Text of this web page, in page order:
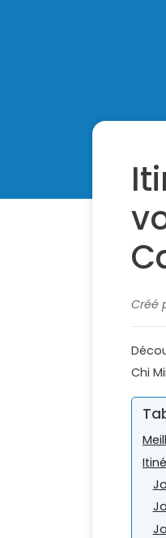
Créé
Chi